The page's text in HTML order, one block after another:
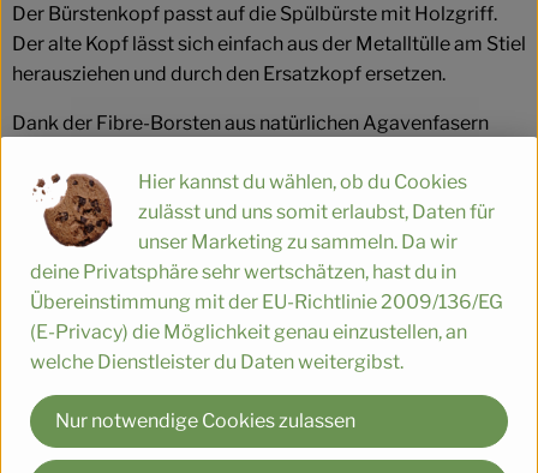
Der Bürstenkopf passt auf die Spülbürste mit Holzgriff.
Der alte Kopf lässt sich einfach aus der Metalltülle am Stiel
herausziehen und durch den Ersatzkopf ersetzen.
Dank der Fibre-Borsten aus natürlichen Agavenfasern
haltbar, hitzebeständig, widerstandsfähig gegen Säuren
und zugleich elastisch ist. Somit ist der Ersatzkopf der
ideale Helfer, um Gläser, Teller, Töpfe und Pfannen
hygienisch sauber zu halten. Durch den Aufhängehaken
kann die Bürste gut abtropfen.
Bei der Herstellung werden natürliche und
Produktinformationen
Hier kannst du wählen, ob du Cookies
zulässt und uns somit erlaubst, Daten für
unser Marketing zu sammeln. Da wir
deine Privatsphäre sehr wertschätzen, hast du in
Übereinstimmung mit der EU-Richtlinie 2009/136/EG
(E-Privacy) die Möglichkeit genau einzustellen, an
welche Dienstleister du Daten weitergibst.
Nur notwendige Cookies zulassen